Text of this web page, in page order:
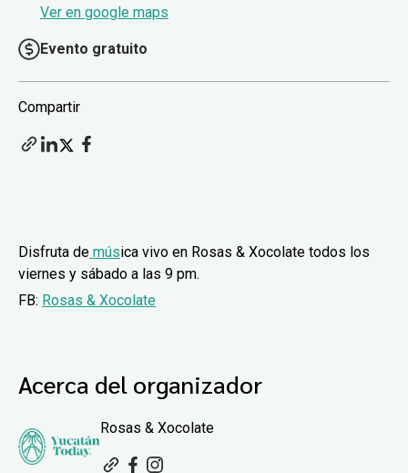
Ver en google maps
Evento gratuito
Compartir
Disfruta de música vivo en Rosas & Xocolate todos los
viernes y sábado a las 9 pm.
FB: Rosas & Xocolate
Acerca del organizador
Rosas & Xocolate